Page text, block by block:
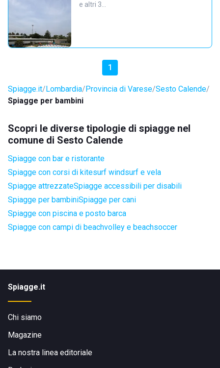
e altri 3…
1
Spiagge.it Lombardia Provincia di Varese Sesto Calende
Spiagge per bambini
Scopri le diverse tipologie di spiagge nel
comune di Sesto Calende
Spiagge con bar e ristorante
Spiagge con corsi di kitesurf windsurf e vela
Spiagge attrezzateSpiagge accessibili per disabili
Spiagge per bambiniSpiagge per cani
Spiagge con piscina e posto barca
Spiagge con campi di beachvolley e beachsoccer
Spiagge.it
Chi siamo
Magazine
La nostra linea editoriale